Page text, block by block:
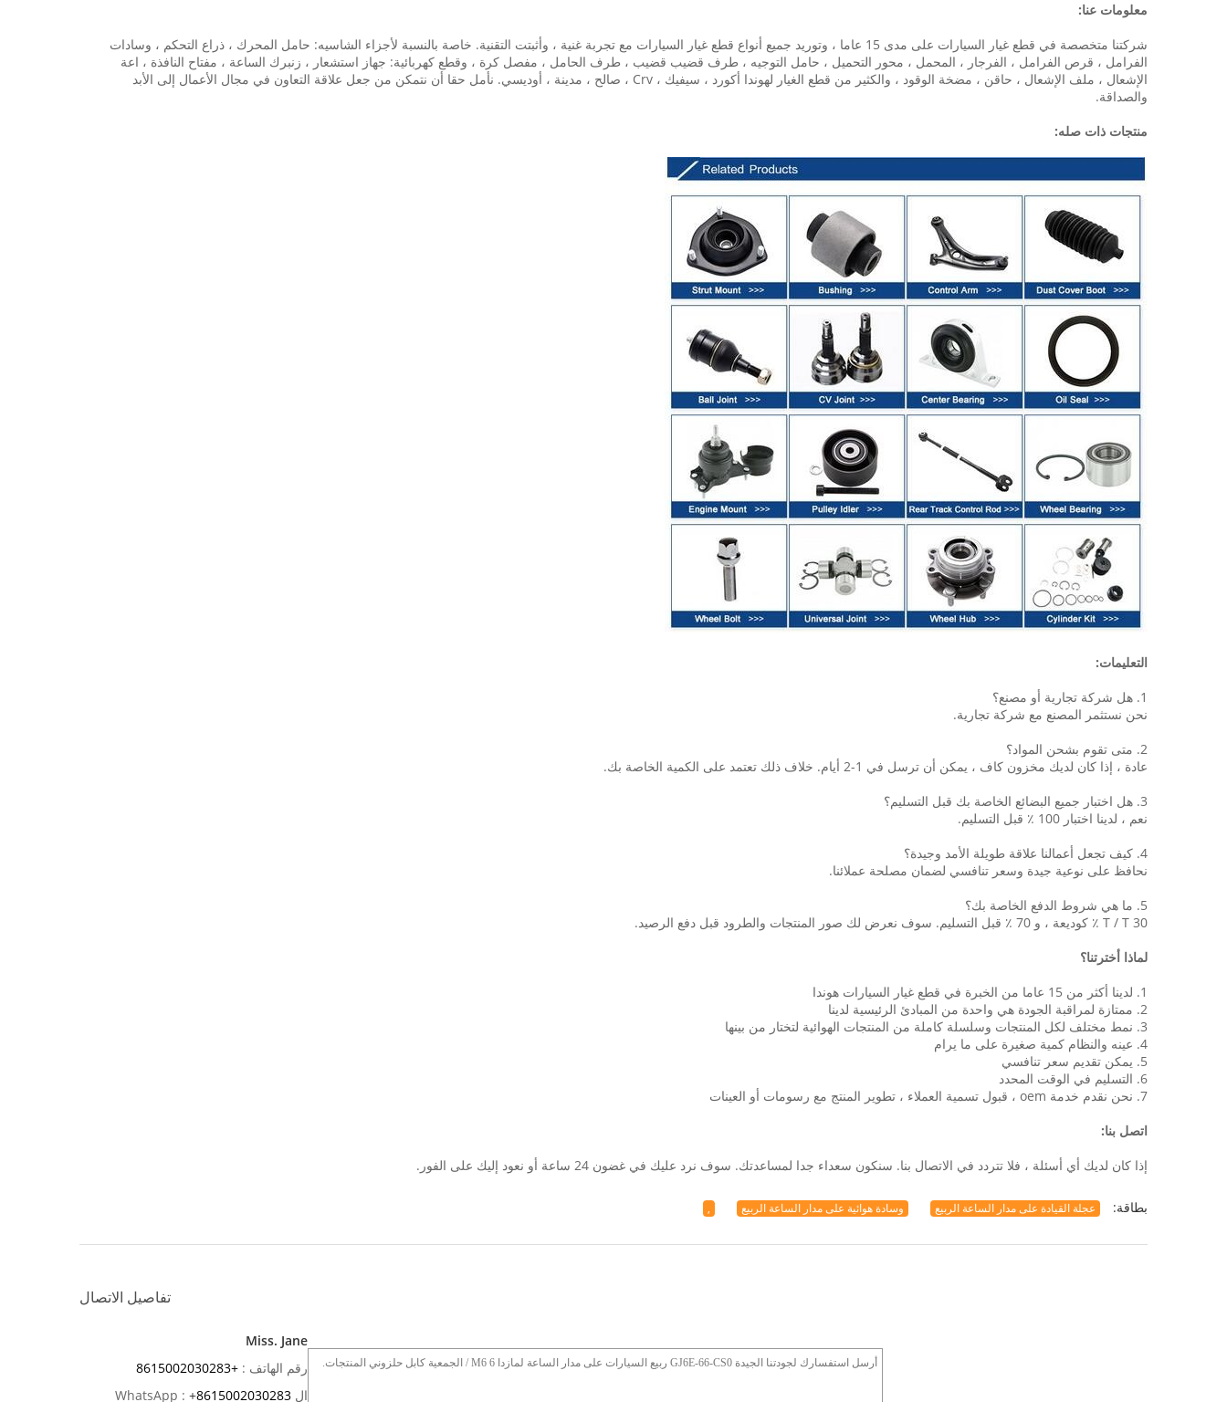
معلومات عنا:
شركتنا متخصصة في قطع غيار السيارات على مدى 15 عاما ، وتوريد جميع أنواع قطع غيار السيارات مع تجربة غنية ، وأثبتت التقنية. خاصة بالنسبة لأجزاء الشاسيه: حامل المحرك ، ذراع التحكم ، وسادات
الفرامل ، قرص الفرامل ، الفرجار ، المحمل ، محور التحميل ، حامل التوجيه ، طرف قضيب قضيب ، طرف الحامل ، مفصل كرة ، وقطع كهربائية: جهاز استشعار ، زنبرك الساعة ، مفتاح النافذة ، اعة
الإشعال ، ملف الإشعال ، حاقن ، مضخة الوقود ، والكثير من قطع الغيار لهوندا أكورد ، سيفيك ، Crv ، صالح ، مدينة ، أوديسي. نأمل حقا أن نتمكن من جعل علاقة التعاون في مجال الأعمال إلى الأبد
والصداقة.
منتجات ذات صله:
التعليمات:
1. هل شركة تجارية أو مصنع؟
نحن نستثمر المصنع مع شركة تجارية.
2. متى تقوم بشحن المواد؟
عادة ، إذا كان لديك مخزون كاف ، يمكن أن ترسل في 1-2 أيام. خلاف ذلك تعتمد على الكمية الخاصة بك.
3. هل اختبار جميع البضائع الخاصة بك قبل التسليم؟
نعم ، لدينا اختبار 100 ٪ قبل التسليم.
4. كيف تجعل أعمالنا علاقة طويلة الأمد وجيدة؟
نحافظ على نوعية جيدة وسعر تنافسي لضمان مصلحة عملائنا.
5. ما هي شروط الدفع الخاصة بك؟
T / T 30 ٪ كوديعة ، و 70 ٪ قبل التسليم. سوف نعرض لك صور المنتجات والطرود قبل دفع الرصيد.
لماذا أخترتنا؟
1. لدينا أكثر من 15 عاما من الخبرة في قطع غيار السيارات هوندا
2. ممتازة لمراقبة الجودة هي واحدة من المبادئ الرئيسية لدينا
3. نمط مختلف لكل المنتجات وسلسلة كاملة من المنتجات الهوائية لتختار من بينها
4. عينه والنظام كمية صغيرة على ما يرام
5. يمكن تقديم سعر تنافسي
6. التسليم في الوقت المحدد
7. نحن نقدم خدمة oem ، قبول تسمية العملاء ، تطوير المنتج مع رسومات أو العينات
اتصل بنا:
إذا كان لديك أي أسئلة ، فلا تتردد في الاتصال بنا. سنكون سعداء جدا لمساعدتك. سوف نرد عليك في غضون 24 ساعة أو نعود إليك على الفور.
بطاقة: عجلة القيادة على مدار الساعة الربيع وسادة هوائية على مدار الساعة الربيع ,
تفاصيل الاتصال
Miss. Jane
رقم الهاتف : +8615002030283
ال WhatsApp :
+8615002030283